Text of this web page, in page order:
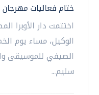
ختام فعاليات مهرجان
اختتمت دار الأوبرا
الوكيل، مساء يوم
الصيفي للموسيقى
سليم...